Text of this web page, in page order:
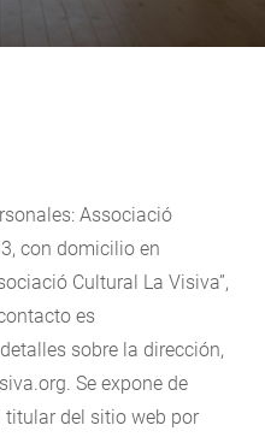
Associació
con domicilio en
Cultural La Visiva”,
es
sobre la dirección,
Se expone de
del sitio web por